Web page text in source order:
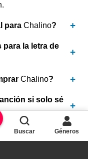
para Chalino?
la letra de
Chalino?
si solo sé
Buscar Géneros